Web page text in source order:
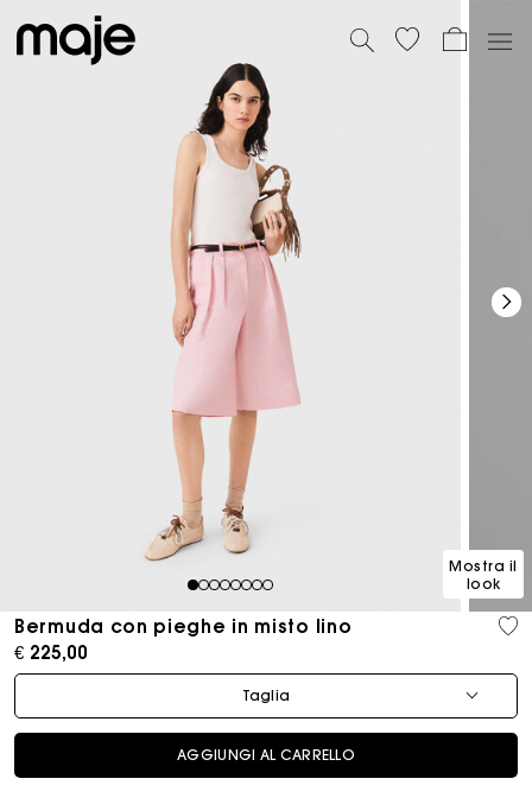
12345678
Mostra il
look
Bermuda con pieghe in misto lino
€ 225,00
Taglia
AGGIUNGI AL CARRELLO